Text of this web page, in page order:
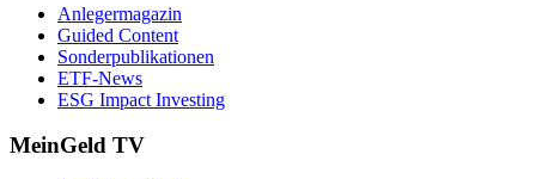
Anlegermagazin
Guided Content
Sonderpublikationen
ETF-News
ESG Impact Investing
MeinGeld TV